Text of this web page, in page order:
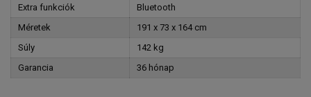
Extra funkciók
Bluetooth
Méretek
191 x 73 x 164 cm
Súly
142 kg
Garancia
36 hónap